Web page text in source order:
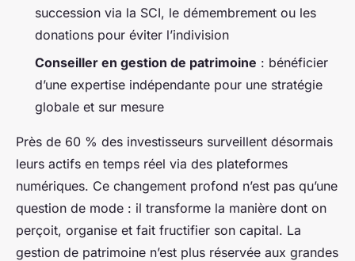
succession via la SCI, le démembrement ou les
donations pour éviter l’indivision
Conseiller en gestion de patrimoine : bénéficier
d’une expertise indépendante pour une stratégie
globale et sur mesure
Près de 60 % des investisseurs surveillent désormais
leurs actifs en temps réel via des plateformes
numériques. Ce changement profond n’est pas qu’une
question de mode : il transforme la manière dont on
perçoit, organise et fait fructifier son capital. La
gestion de patrimoine n’est plus réservée aux grandes